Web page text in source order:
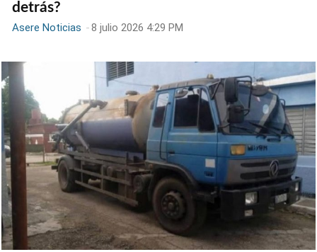
detrás?
Asere Noticias -8 julio 2026 4:29 PM